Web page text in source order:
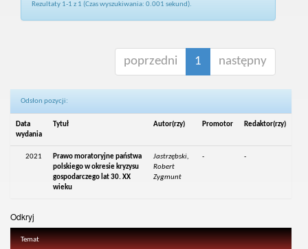
Rezultaty 1-1 z 1 (Czas wyszukiwania: 0.001 sekund).
poprzedni 1 następny
Odsłon pozycji:
Data
wydania
Tytuł Autor(rzy) Promotor Redaktor(rzy)
2021
Prawo moratoryjne państwa
polskiego w okresie kryzysu
gospodarczego lat 30. XX
wieku
Jastrzębski,
Robert
Zygmunt
- -
Odkryj
Temat